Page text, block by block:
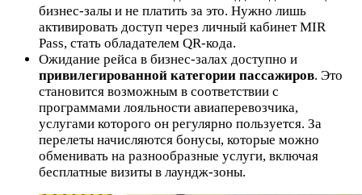
бизнес-залы и не платить за это. Нужно лишь
активировать доступ через личный кабинет MIR
Pass, стать обладателем QR-кода.
Ожидание рейса в бизнес-залах доступно и
привилегированной категории пассажиров. Это
становится возможным в соответствии с
программами лояльности авиаперевозчика,
услугами которого он регулярно пользуется. За
перелеты начисляются бонусы, которые можно
обменивать на разнообразные услуги, включая
бесплатные визиты в лаундж-зоны.